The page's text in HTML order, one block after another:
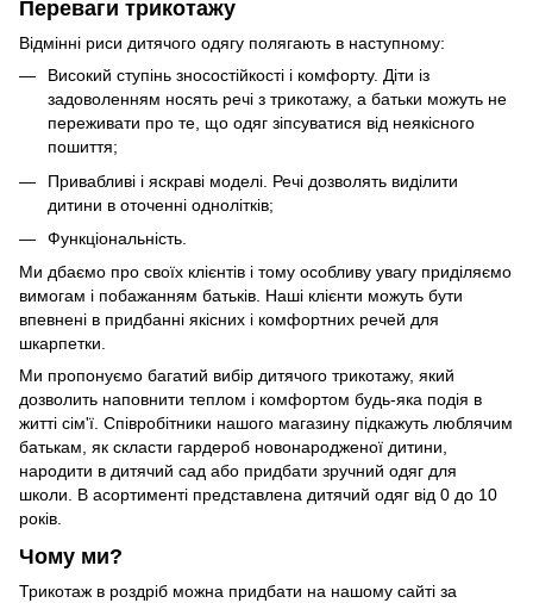
Переваги трикотажу
Відмінні риси дитячого одягу полягають в наступному:
Високий ступінь зносостійкості і комфорту. Діти із
задоволенням носять речі з трикотажу, а батьки можуть не
переживати про те, що одяг зіпсуватися від неякісного
пошиття;
Привабливі і яскраві моделі. Речі дозволять виділити
дитини в оточенні однолітків;
Функціональність.
Ми дбаємо про своїх клієнтів і тому особливу увагу приділяємо
вимогам і побажанням батьків. Наші клієнти можуть бути
впевнені в придбанні якісних і комфортних речей для
шкарпетки.
Ми пропонуємо багатий вибір дитячого трикотажу, який
дозволить наповнити теплом і комфортом будь-яка подія в
житті сім'ї. Співробітники нашого магазину підкажуть люблячим
батькам, як скласти гардероб новонародженої дитини,
народити в дитячий сад або придбати зручний одяг для
школи. В асортименті представлена ​​дитячий одяг від 0 до 10
років.
Чому ми?
Трикотаж в роздріб можна придбати на нашому сайті за